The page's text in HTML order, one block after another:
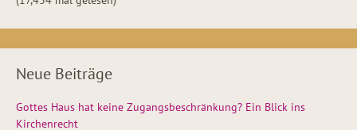
Neue Beiträge
Gottes Haus hat keine Zugangsbeschränkung? Ein Blick ins
Kirchenrecht